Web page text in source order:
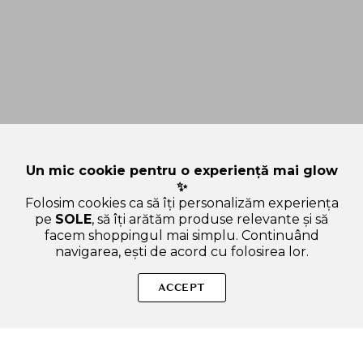
UNLEASHIA Get Loose Glitter Gel Mini - fard de pleoape
formulat cu glicerina si particule de glitter cosmetic, care
Un mic cookie pentru o experiență mai glow
✨
Folosim cookies ca să îți personalizăm experiența
pe SOLE, să îți arătăm produse relevante și să
facem shoppingul mai simplu. Continuând
navigarea, ești de acord cu folosirea lor.
ACCEPT